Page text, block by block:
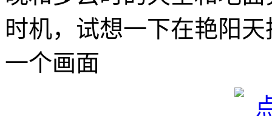
时机，试想一下在艳阳
一个画面